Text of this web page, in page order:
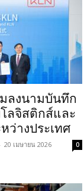
มลงนามบันทึก
ลจิสติกส์และ
ว่างประเทศ
- 20 เมษายน 2026 0